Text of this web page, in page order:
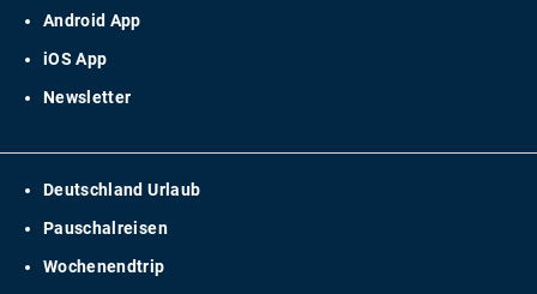
Android App
iOS App
Newsletter
Deutschland Urlaub
Pauschalreisen
Wochenendtrip